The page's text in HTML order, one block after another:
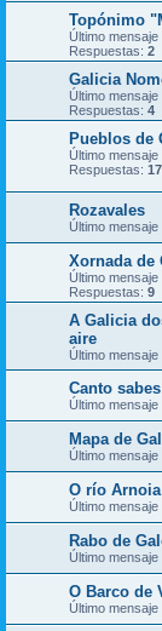
Topónimo
Último mensaje
Respuestas: 2
Galicia
Último mensaje
Respuestas: 4
Pueblos de
Último mensaje
Respuestas:
Rozavales
Último mensaje
Xornada de
Último mensaje
Respuestas: 9
A Galicia
aire
Último mensaje
Canto
Último mensaje
Mapa de
Último mensaje
O río Arnoia
Último mensaje
Rabo de
Último mensaje
O Barco de
Último mensaje